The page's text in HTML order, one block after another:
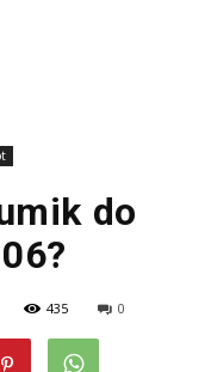
do
435 0